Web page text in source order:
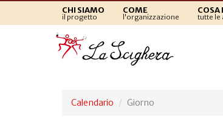
CHI SIAMO
il progetto
COME
l'organizzazione
COSA
tutte le
Calendario Giorno